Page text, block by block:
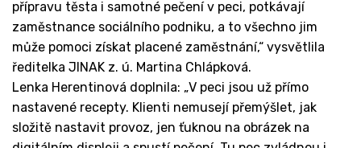
přípravu těsta i samotné pečení v peci, potkávají
zaměstnance sociálního podniku, a to všechno jim
může pomoci získat placené zaměstnání,“ vysvětlila
ředitelka JINAK z. ú. Martina Chlápková.
Lenka Herentinová doplnila: „V peci jsou už přímo
nastavené recepty. Klienti nemusejí přemýšlet, jak
složitě nastavit provoz, jen ťuknou na obrázek na